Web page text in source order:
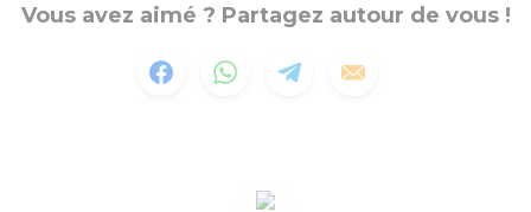
Vous avez aimé ? Partagez autour de vous !